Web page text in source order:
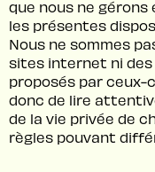
que nous ne
les présentes
Nous ne sommes
sites internet ni
proposés par ceux-
donc de lire
de la vie privée de
règles pouvant